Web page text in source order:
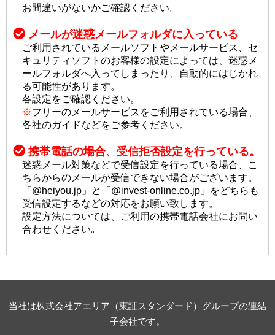
お間違いがないかご確認ください。
メールが迷惑メールフォルダに入っている
ご利用されているメールソフトやメールサービス、セ
キュリティソフトのお客様の設定によっては、迷惑メ
ールフォルダへ入ってしまったり、自動的にはじかれ
る可能性があります。
各設定をご確認ください。
※フリーのメールサービスをご利用されている場合、
各社のガイドなどをご参考ください。
携帯電話の場合、受信拒否設定を行っている。
迷惑メール対策などで受信設定を行っている場合、こ
ちらからのメールが受信できない場合がございます。
「@heiyou.jp」と「@invest-online.co.jp」をどちらも
受信設定するなどの対応をお願い致します。
設定方法については、ご利用の携帯電話会社にお問い
合わせください｡
当社は株式会社アエリア（東証スタンダード）グループの連結
子会社です。